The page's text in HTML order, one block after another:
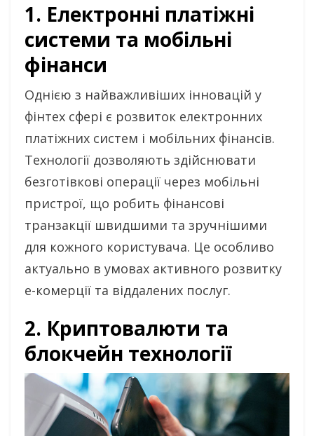
1. Електронні платіжні
системи та мобільні
фінанси
Однією з найважливіших інновацій у
фінтех сфері є розвиток електронних
платіжних систем і мобільних фінансів.
Технології дозволяють здійснювати
безготівкові операції через мобільні
пристрої, що робить фінансові
транзакції швидшими та зручнішими
для кожного користувача. Це особливо
актуально в умовах активного розвитку
е-комерції та віддалених послуг.
2. Криптовалюти та
блокчейн технології